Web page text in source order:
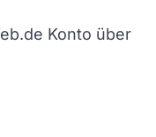
Konto über